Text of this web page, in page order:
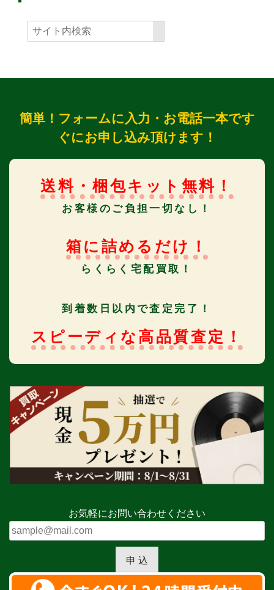
簡単！フォームに入力・お電話一本です
ぐにお申し込み頂けます！
送料・梱包キット無料！
お客様のご負担一切なし！
箱に詰めるだけ！
らくらく宅配買取！
到着数日以内で査定完了！
スピーディな高品質査定！
お気軽にお問い合わせください
申 込